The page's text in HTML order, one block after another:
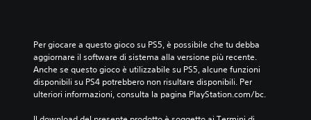
Per giocare a questo gioco su PS5, è possibile che tu debba
aggiornare il software di sistema alla versione più recente.
Anche se questo gioco è utilizzabile su PS5, alcune funzioni
disponibili su PS4 potrebbero non risultare disponibili. Per
ulteriori informazioni, consulta la pagina PlayStation.com/bc.